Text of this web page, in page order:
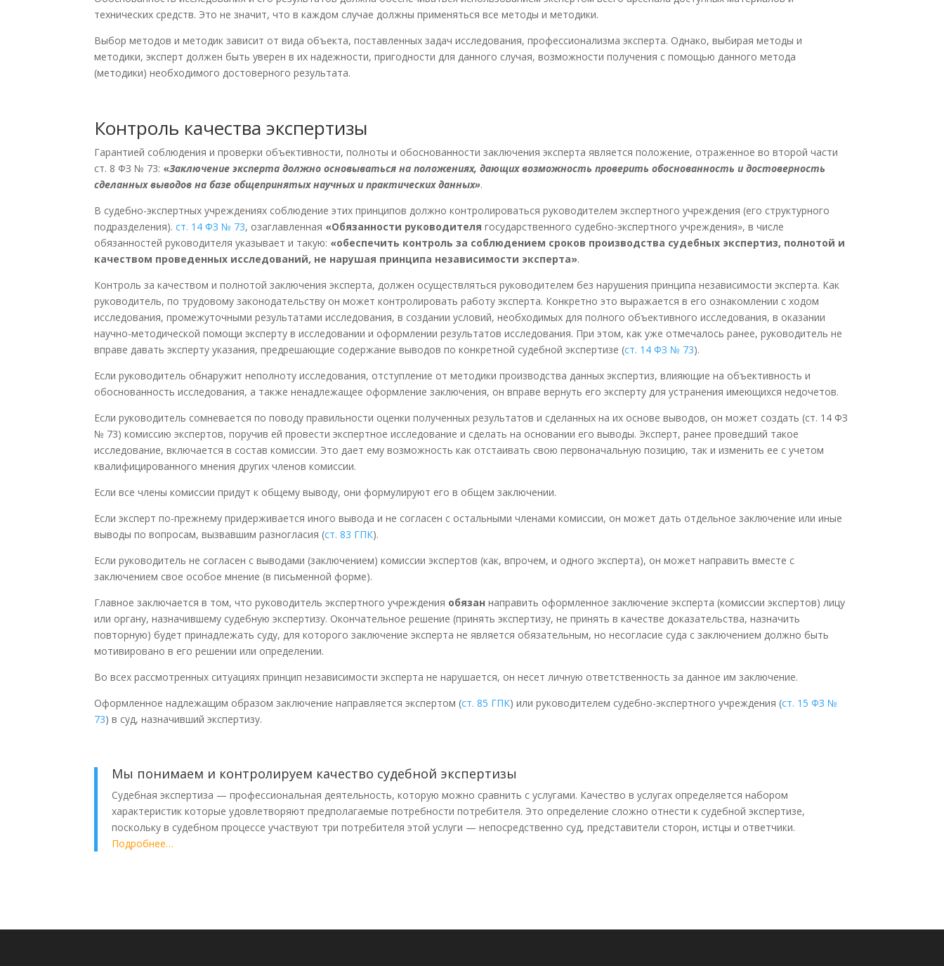
технических средств. Это не значит, что в каждом случае должны применяться все методы и методики.
Выбор методов и методик зависит от вида объекта, поставленных задач исследования, профессионализма эксперта. Однако, выбирая методы и
методики, эксперт должен быть уверен в их надежности, пригодности для данного случая, возможности получения с помощью данного метода
(методики) необходимого достоверного результата.
Контроль качества экспертизы
Гарантией соблюдения и проверки объективности, полноты и обоснованности заключения эксперта является положение, отраженное во второй части
ст. 8 ФЗ № 73: «Заключение эксперта должно основываться на положениях, дающих возможность проверить обоснованность и достоверность
сделанных выводов на базе общепринятых научных и практических данных».
В судебно-экспертных учреждениях соблюдение этих принципов должно контролироваться руководителем экспертного учреждения (его структурного
подразделения).ст. 14 ФЗ № 73, озаглавленная «Обязанности руководителя государственного судебно-экспертного учреждения», в числе
обязанностей руководителя указывает и такую: «обеспечить контроль за соблюдением сроков производства судебных экспертиз, полнотой и
качеством проведенных исследований, не нарушая принципа независимости эксперта».
Контроль за качеством и полнотой заключения эксперта, должен осуществляться руководителем без нарушения принципа независимости эксперта. Как
руководитель, по трудовому законодательству он может контролировать работу эксперта. Конкретно это выражается в его ознакомлении с ходом
исследования, промежуточными результатами исследования, в создании условий, необходимых для полного объективного исследования, в оказании
научно-методической помощи эксперту в исследовании и оформлении результатов исследования. При этом, как уже отмечалось ранее, руководитель не
вправе давать эксперту указания, предрешающие содержание выводов по конкретной судебной экспертизе (ст. 14 ФЗ № 73).
Если руководитель обнаружит неполноту исследования, отступление от методики производства данных экспертиз, влияющие на объективность и
обоснованность исследования, а также ненадлежащее оформление заключения, он вправе вернуть его эксперту для устранения имеющихся недочетов.
Если руководитель сомневается по поводу правильности оценки полученных результатов и сделанных на их основе выводов, он может создать (ст. 14 ФЗ
№ 73) комиссию экспертов, поручив ей провести экспертное исследование и сделать на основании его выводы. Эксперт, ранее проведший такое
исследование, включается в состав комиссии. Это дает ему возможность как отстаивать свою первоначальную позицию, так и изменить ее с учетом
квалифицированного мнения других членов комиссии.
Если все члены комиссии придут к общему выводу, они формулируют его в общем заключении.
Если эксперт по-прежнему придерживается иного вывода и не согласен с остальными членами комиссии, он может дать отдельное заключение или иные
выводы по вопросам, вызвавшим разногласия (ст. 83 ГПК).
Если руководитель не согласен с выводами (заключением) комиссии экспертов (как, впрочем, и одного эксперта), он может направить вместе с
заключением свое особое мнение (в письменной форме).
Главное заключается в том, что руководитель экспертного учреждения обязан направить оформленное заключение эксперта (комиссии экспертов) лицу
или органу, назначившему судебную экспертизу. Окончательное решение (принять экспертизу, не принять в качестве доказательства, назначить
повторную) будет принадлежать суду, для которого заключение эксперта не является обязательным, но несогласие суда с заключением должно быть
мотивировано в его решении или определении.
Во всех рассмотренных ситуациях принцип независимости эксперта не нарушается, он несет личную ответственность за данное им заключение.
Оформленное надлежащим образом заключение направляется экспертом (ст. 85 ГПК) или руководителем судебно-экспертного учреждения (ст. 15 ФЗ №
73) в суд, назначивший экспертизу.
Мы понимаем и контролируем качество судебной экспертизы
Судебная экспертиза — профессиональная деятельность, которую можно сравнить с услугами. Качество в услугах определяется набором
характеристик которые удовлетворяют предполагаемые потребности потребителя. Это определение сложно отнести к судебной экспертизе,
поскольку в судебном процессе участвуют три потребителя этой услуги — непосредственно суд, представители сторон, истцы и ответчики.
Подробнее…